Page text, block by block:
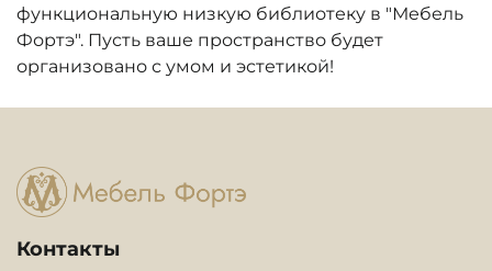
функциональную низкую библиотеку в "Мебель
Фортэ". Пусть ваше пространство будет
организовано с умом и эстетикой!
Контакты